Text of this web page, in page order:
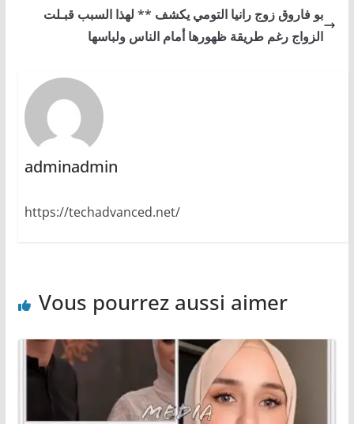
بو فاروق زوج رانيا التومي يكشف ** لهذا السبب قبـلت
الزواج رغم طريقة ظهورها أمام الناس ولباسها
adminadmin
https://techadvanced.net/
Vous pourrez aussi aimer